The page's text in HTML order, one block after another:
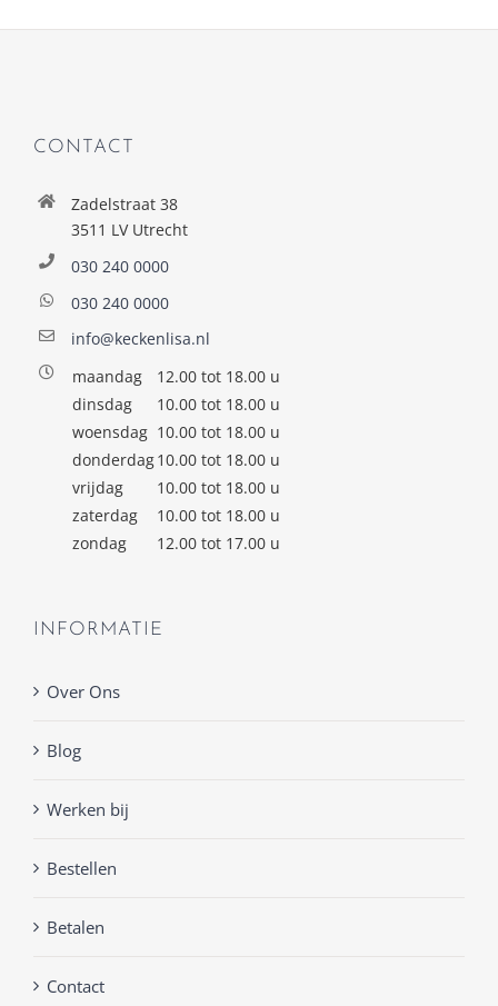
CONTACT
Zadelstraat 38
3511 LV Utrecht
030 240 0000
030 240 0000
info@keckenlisa.nl
maandag
12.00 tot 18.00 u
dinsdag
10.00 tot 18.00 u
woensdag 10.00 tot 18.00 u
donderdag10.00 tot 18.00 u
vrijdag
10.00 tot 18.00 u
zaterdag
10.00 tot 18.00 u
zondag
12.00 tot 17.00 u
INFORMATIE
Over Ons
Blog
Werken bij
Bestellen
Betalen
Contact